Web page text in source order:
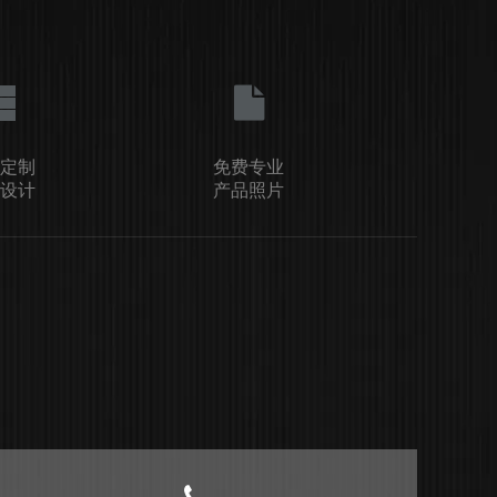
制
计
免费专业
产品照片